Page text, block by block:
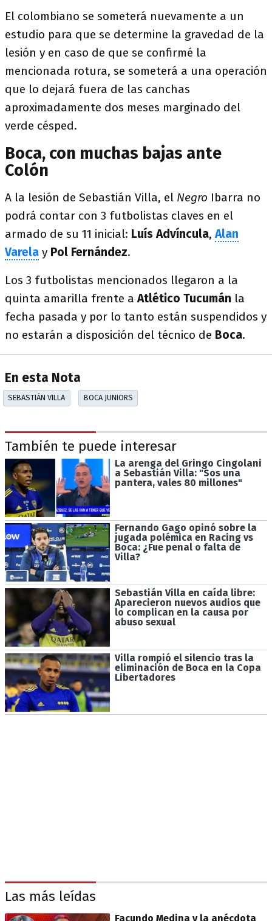
El colombiano se someterá nuevamente a un
estudio para que se determine la gravedad de la
lesión y en caso de que se confirmé la
mencionada rotura, se someterá a una operación
que lo dejará fuera de las canchas
aproximadamente dos meses marginado del
verde césped.
Boca, con muchas bajas ante
Colón
A la lesión de Sebastián Villa, el Negro Ibarra no
podrá contar con 3 futbolistas claves en el
armado de su 11 inicial: Luís Advíncula,Alan
Varela y Pol Fernández.
Los 3 futbolistas mencionados llegaron a la
quinta amarilla frente aAtlético Tucumán la
fecha pasada y por lo tanto están suspendidos y
no estarán a disposición del técnico de Boca.
En esta Nota
SEBASTIÁN VILLA BOCA JUNIORS
También te puede interesar
La arenga del Gringo Cingolani
a Sebastián Villa: "Sos una
pantera, vales 80 millones"
Fernando Gago opinó sobre la
jugada polémica en Racing vs
Boca: ¿Fue penal o falta de
Villa?
Sebastián Villa en caída libre:
Aparecieron nuevos audios que
lo complican en la causa por
abuso sexual
Villa rompió el silencio tras la
eliminación de Boca en la Copa
Libertadores
Las más leídas
Facundo Medina y la anécdota